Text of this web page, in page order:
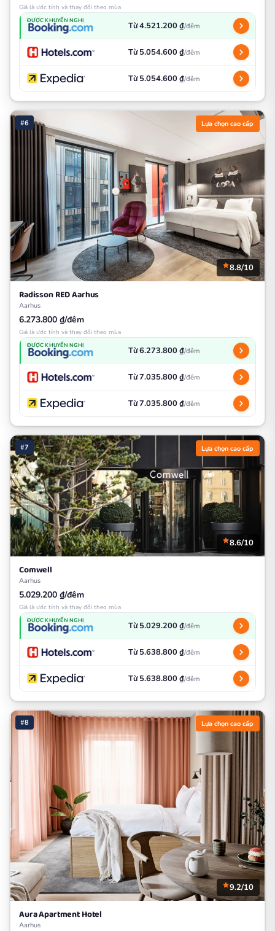
Giá là ước tính và thay đổi theo mùa
ĐƯỢC KHUYẾN NGHỊ Từ 4.521.200 ₫/đêm
Từ 5.054.600 ₫/đêm
Từ 5.054.600 ₫/đêm
#6 Lựa chọn cao cấp
8.8/10
Radisson RED Aarhus
Aarhus
6.273.800 ₫/đêm
Giá là ước tính và thay đổi theo mùa
ĐƯỢC KHUYẾN NGHỊ Từ 6.273.800 ₫/đêm
Từ 7.035.800 ₫/đêm
Từ 7.035.800 ₫/đêm
#7 Lựa chọn cao cấp
8.6/10
Comwell
Aarhus
5.029.200 ₫/đêm
Giá là ước tính và thay đổi theo mùa
ĐƯỢC KHUYẾN NGHỊ Từ 5.029.200 ₫/đêm
Từ 5.638.800 ₫/đêm
Từ 5.638.800 ₫/đêm
#8 Lựa chọn cao cấp
9.2/10
Aura Apartment Hotel
Aarhus